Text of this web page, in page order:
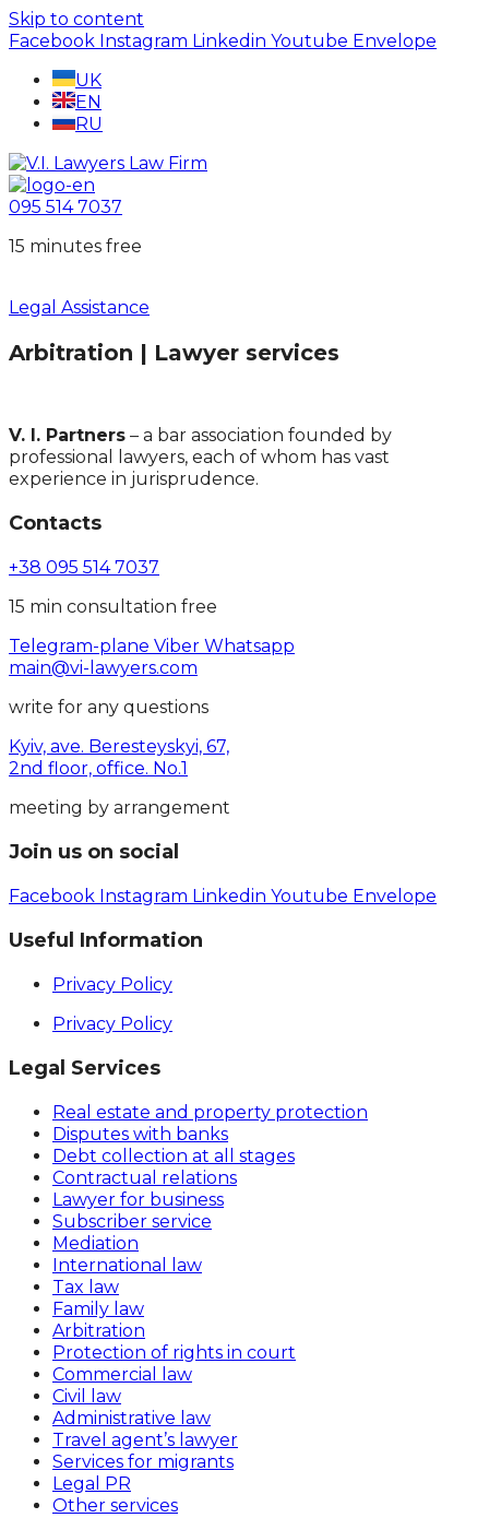
Skip to content
Facebook Instagram Linkedin Youtube Envelope
UK
EN
RU
095 514 7037
15 minutes free
Legal Assistance
Arbitration | Lawyer services
V. I. Partners – a bar association founded by
professional lawyers, each of whom has vast
experience in jurisprudence.
Contacts
+38 095 514 7037
15 min consultation free
Telegram-plane Viber Whatsapp
main@vi-lawyers.com
write for any questions
Kyiv, ave. Beresteyskyi, 67,
2nd floor, office. No.1
meeting by arrangement
Join us on social
Facebook Instagram Linkedin Youtube Envelope
Useful Information
Privacy Policy
Privacy Policy
Legal Services
Real estate and property protection
Disputes with banks
Debt collection at all stages
Contractual relations
Lawyer for business
Subscriber service
Mediation
International law
Tax law
Family law
Arbitration
Protection of rights in court
Commercial law
Civil law
Administrative law
Travel agent’s lawyer
Services for migrants
Legal PR
Other services